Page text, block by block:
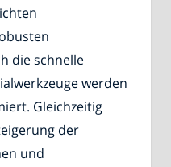
die schnelle
werden
Gleichzeitig
der
und